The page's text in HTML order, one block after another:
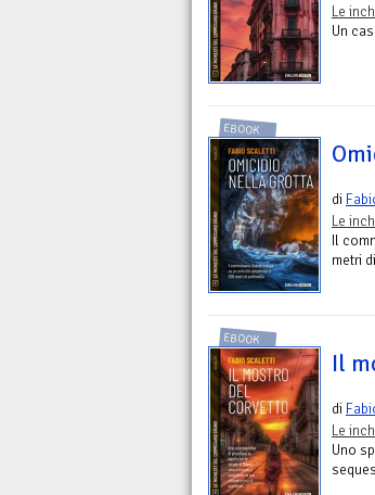
Le
Un
EBOOK
di
Le
Il
metri
EBOOK
Il
di
Le
Uno